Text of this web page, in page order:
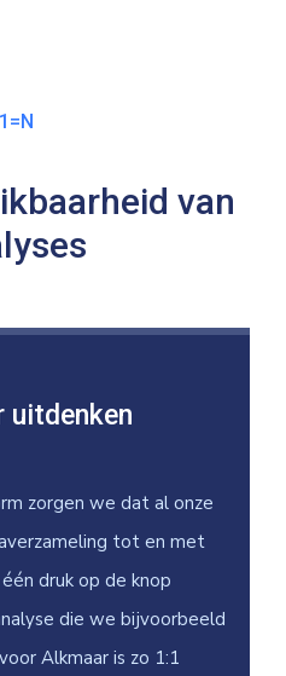
1=N
van
uitdenken
zorgen we dat al onze
tot en met
druk op de knop
die we bijvoorbeeld
Alkmaar is zo 1:1